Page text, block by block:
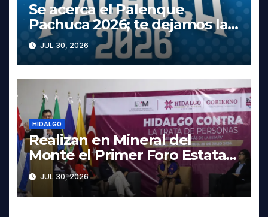
Se acerca el Palenque
Pachuca 2026; te dejamos la
cartelera completa, las fechas
y los precios
JUL 30, 2026
HIDALGO
Realizan en Mineral del
Monte el Primer Foro Estatal
contra la Trata de Personas
JUL 30, 2026